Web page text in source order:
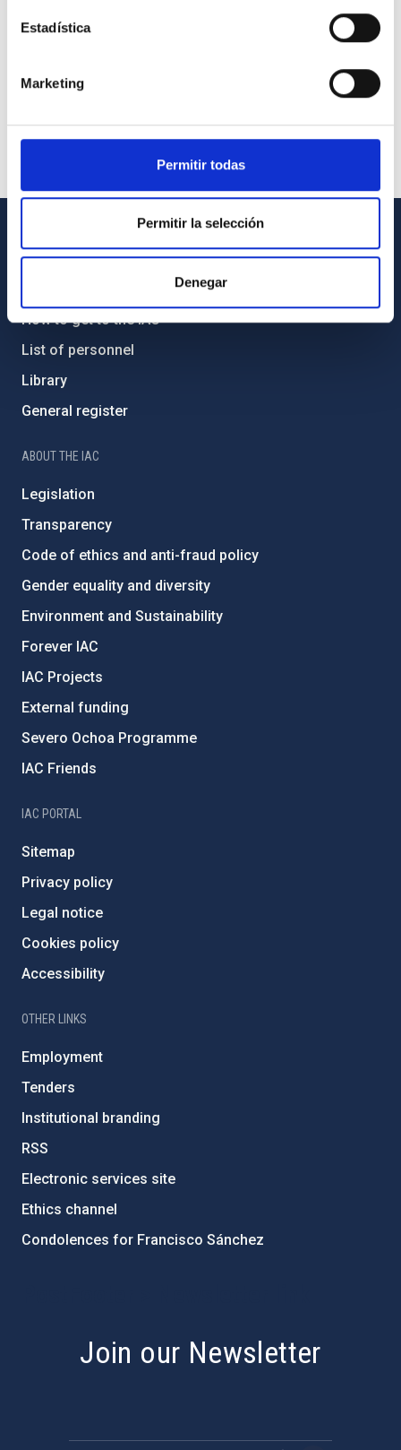
Estadística
Marketing
Permitir todas
Permitir la selección
Denegar
GENERAL INFORMATION
How to get to the IAC
List of personnel
Library
General register
ABOUT THE IAC
Legislation
Transparency
Code of ethics and anti-fraud policy
Gender equality and diversity
Environment and Sustainability
Forever IAC
IAC Projects
External funding
Severo Ochoa Programme
IAC Friends
IAC PORTAL
Sitemap
Privacy policy
Legal notice
Cookies policy
Accessibility
OTHER LINKS
Employment
Tenders
Institutional branding
RSS
Electronic services site
Ethics channel
Condolences for Francisco Sánchez
Join our Newsletter